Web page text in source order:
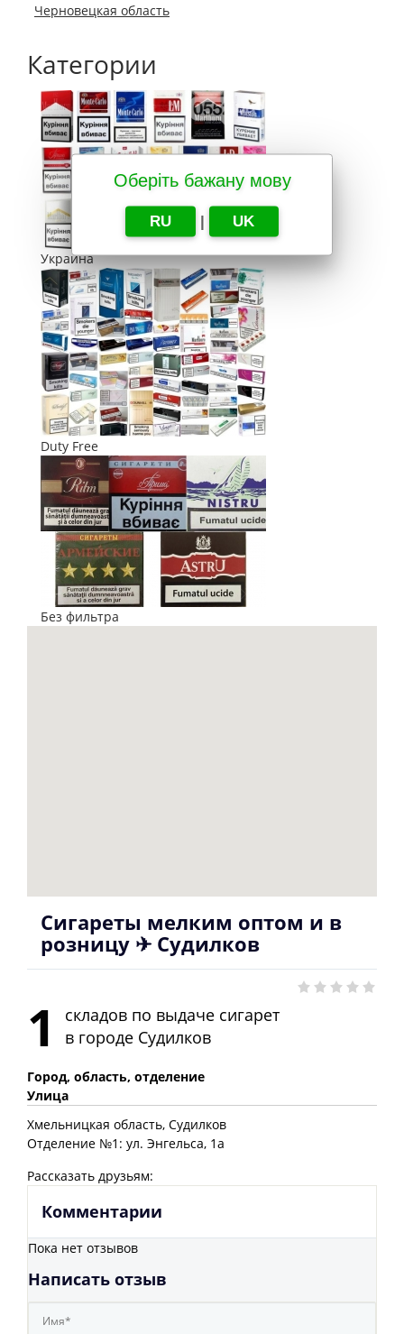
Оберіть бажану мову
RU | UK
Черновецкая область
Категории
Украина
Duty Free
Без фильтра
Сигареты мелким оптом и в
розницу ✈ Судилков
1
складов по выдаче сигарет
в городе Судилков
Город, область, отделение
Улица
Хмельницкая область, Судилков
Отделение №1: ул. Энгельса, 1а
Рассказать друзьям:
Комментарии
Пока нет отзывов
Написать отзыв